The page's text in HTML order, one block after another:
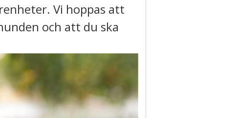
Vi hoppas att
och att du ska